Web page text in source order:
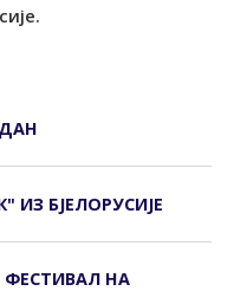
ИЗ БЈЕЛОРУСИЈЕ
НА